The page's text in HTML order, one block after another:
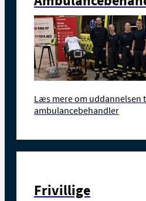
Læs mere om uddannelsen
ambulancebehandler
Frivillige